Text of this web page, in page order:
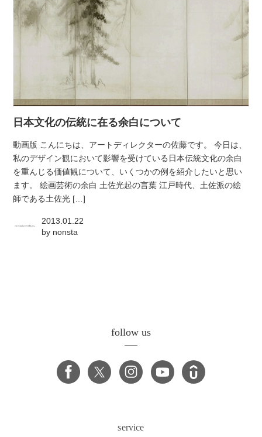
日本文化の伝統に在る余白について
動画版 こんにちは、アートディレクターの佐藤です。 今日は、
私のデザイン観において影響を受けている日本伝統文化の余白
を重んじる価値観について、いくつかの例を紹介したいと思い
ます。 絵画芸術の余白 土佐光起の言葉 江戸時代、土佐派の絵
師である土佐光 […]
2013.01.22
by nonsta
follow us
service